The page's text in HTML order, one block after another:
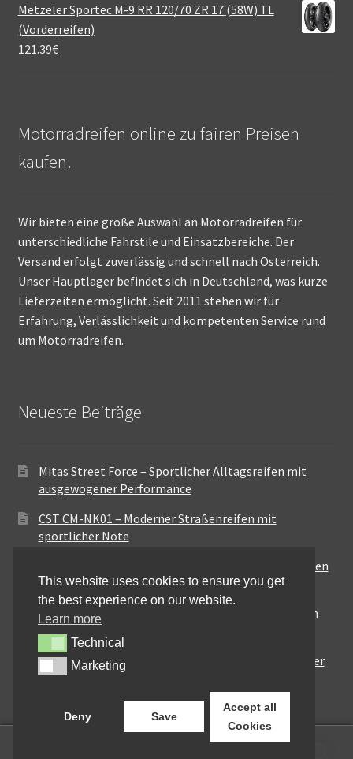
Metzeler Sportec M-9 RR 120/70 ZR 17 (58W) TL
(Vorderreifen)
121.39€
Motorradreifen online zu fairen Preisen
kaufen.
Wir bieten eine große Auswahl an Motorradreifen für
unterschiedliche Fahrstile und Einsatzbereiche. Der
Versand erfolgt zuverlässig und schnell nach Österreich.
Unser Hauptlager befindet sich in Deutschland, was kurze
Lieferzeiten ermöglicht. Seit 2011 stehen wir für
Erfahrung, Verlässlichkeit und kompetenten Service rund
um Motorradreifen.
Neueste Beiträge
Mitas Street Force – Sportlicher Alltagsreifen mit
ausgewogener Performance
CST CM-NK01 – Moderner Straßenreifen mit
sportlicher Note
Maxxis MA-ST3 – Ausgewogener Sport-Touring-Reifen
für vielseitige Einsätze
Pirelli City Demon – Zuverlässigkeit für den urbanen
Alltag
Metzeler Perfect ME77 – Klassische Optik mit solider
Straßenperformance
This website uses cookies to ensure you get
the best experience on our website.
Learn more
TechnicalTechnical
MarketingMarketing
Deny Save
Accept all
Cookies